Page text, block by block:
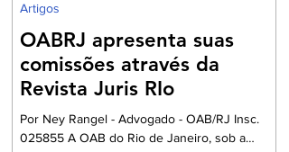
OABRJ apresenta suas
comissões através da
Revista Juris RIo
Por Ney Rangel - Advogado - OAB/RJ Insc.
025855 A OAB do Rio de Janeiro, sob a
Artigos